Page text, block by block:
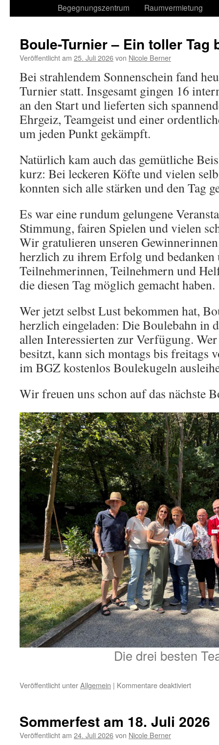
Begegnungszentrum
Raumvermietung
Boule-Turnier – Ein toller Tag
Veröffentlicht am 25. Juli 2026von Nicole Berner
Bei strahlendem Sonnenschein fand
Turnier statt. Insgesamt gingen 16
an den Start und lieferten sich
Ehrgeiz, Teamgeist und einer
um jeden Punkt gekämpft.
Natürlich kam auch das gemütliche
kurz: Bei leckeren Köfte und vielen
konnten sich alle stärken und den Tag
Es war eine rundum gelungene
Stimmung, fairen Spielen und vielen
Wir gratulieren unseren
herzlich zu ihrem Erfolg und bedanken
Teilnehmerinnen, Teilnehmern und
die diesen Tag möglich gemacht haben.
Wer jetzt selbst Lust bekommen hat,
herzlich eingeladen: Die Boulebahn in
allen Interessierten zur Verfügung.
besitzt, kann sich montags bis freitags
im BGZ kostenlos Boulekugeln
Wir freuen uns schon auf das nächste
Die drei besten
Veröffentlicht unterAllgemein | Kommentare deaktiviertfür
Ein
Sommerfest am 18. Juli 2026
Veröffentlicht am 24. Juli 2026von Nicole Berner